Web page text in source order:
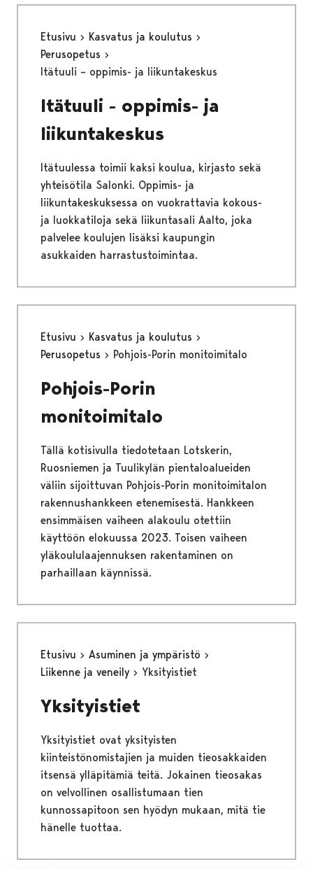
Etusivu
Kasvatus ja koulutus
Perusopetus
Itätuuli – oppimis- ja liikuntakeskus
Itätuuli - oppimis- ja
liikuntakeskus
Itätuulessa toimii kaksi koulua, kirjasto sekä
yhteisötila Salonki. Oppimis- ja
liikuntakeskuksessa on vuokrattavia kokous-
ja luokkatiloja sekä liikuntasali Aalto, joka
palvelee koulujen lisäksi kaupungin
asukkaiden harrastustoimintaa.
Etusivu
Kasvatus ja koulutus
Perusopetus
Pohjois-Porin monitoimitalo
Pohjois-Porin
monitoimitalo
Tällä kotisivulla tiedotetaan Lotskerin,
Ruosniemen ja Tuulikylän pientaloalueiden
väliin sijoittuvan Pohjois-Porin monitoimitalon
rakennushankkeen etenemisestä. Hankkeen
ensimmäisen vaiheen alakoulu otettiin
käyttöön elokuussa 2023. Toisen vaiheen
yläkoululaajennuksen rakentaminen on
parhaillaan käynnissä.
Etusivu
Asuminen ja ympäristö
Liikenne ja veneily
Yksityistiet
Yksityistiet
Yksityistiet ovat yksityisten
kiinteistönomistajien ja muiden tieosakkaiden
itsensä ylläpitämiä teitä. Jokainen tieosakas
on velvollinen osallistumaan tien
kunnossapitoon sen hyödyn mukaan, mitä tie
hänelle tuottaa.